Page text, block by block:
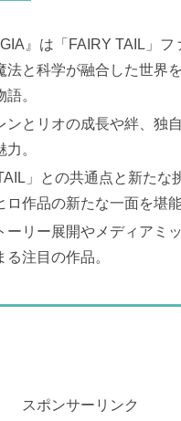
』は「FAIRY TAIL」フ
法と科学が融合した世界
。
ンとリオの成長や絆、独
。
」との共通点と新たな
ロ作品の新たな一面を堪能
ーリー展開やメディアミ
る注目の作品。
スポンサーリンク